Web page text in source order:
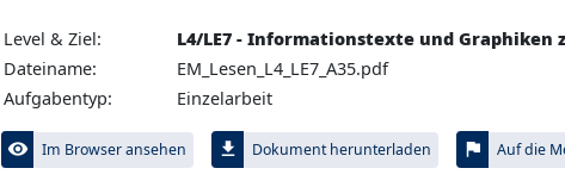
Level & Ziel:
L4/LE7 - Informationstexte und
Dateiname:
EM_Lesen_L4_LE7_A35.pdf
Aufgabentyp:
Einzelarbeit
visibility Im Browser ansehen file_download Dokument herunterladen flag Auf die